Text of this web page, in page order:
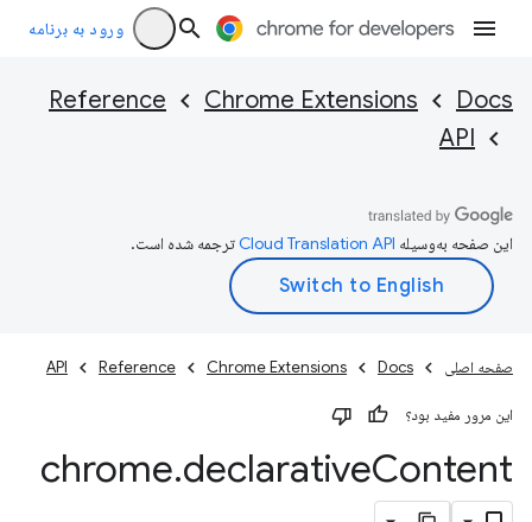
ورود به برنامه
Docs
Chrome Extensions
Reference
API
این صفحه به‌وسیله ترجمه شده است.
صفحه اصلی Docs
Chrome Extensions
Reference
API
این مرور مفید بود؟
chrome.declarativeContent